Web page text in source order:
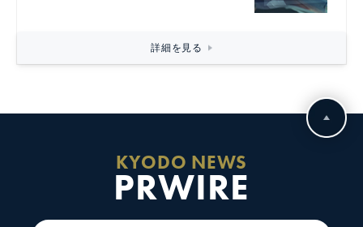
詳細を見る
KYODO NEWS
PRWIRE